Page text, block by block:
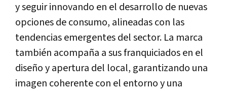
y seguir innovando en el desarrollo de nuevas
opciones de consumo, alineadas con las
tendencias emergentes del sector. La marca
también acompaña a sus franquiciados en el
diseño y apertura del local, garantizando una
imagen coherente con el entorno y una